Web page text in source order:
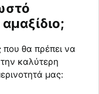
που θα πρέπει να
καλύτερη
μας: